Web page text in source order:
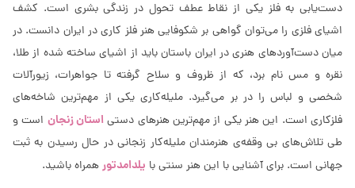
دست‌یابی به فلز یکی از نقاط عطف تحول در زندگی بشری است. کشف
اشیای فلزی را می‌توان گواهی بر شکوفایی هنر فلز کاری در ایران دانست. در
میان دست‌آوردهای هنری در ایران باستان باید از اشیای ساخته شده از طلا،
نقره و مس نام برد، که از ظروف و سلاح گرفته تا جواهرات، زیورآلات
شخصی و لباس را در بر می‌گیرد. ملیله‌کاری یکی از مهم‌ترین شاخه‌های
فلزکاری است. این هنر یکی از مهم‌ترین هنرهای دستی استان زنجان است و
طی تلاش‌های بی وقفه‌ی هنرمندان ملیله‌کار زنجانی در حال رسیدن به ثبت
جهانی است. برای آشنایی با این هنر سنتی با یلدامدتورهمراه باشید.